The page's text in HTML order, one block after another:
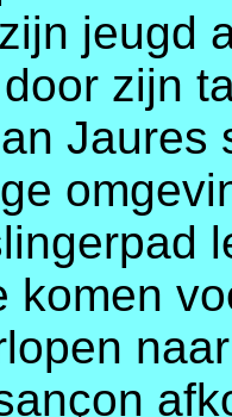
jeugd
zijn
Jaures
komen